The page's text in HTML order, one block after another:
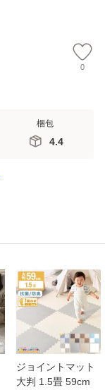
0
梱包
4.4
ジョイントマット
大判 1.5畳 59cm